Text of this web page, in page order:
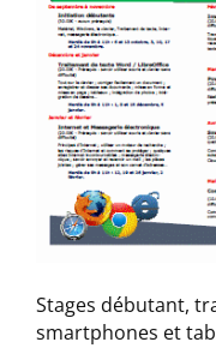
Stages débutant,
smartphones et